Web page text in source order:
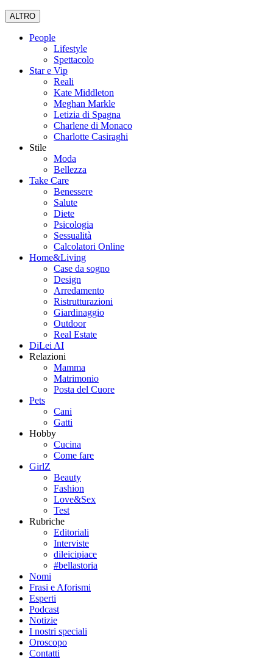
ALTRO
People
Lifestyle
Spettacolo
Star e Vip
Reali
Kate Middleton
Meghan Markle
Letizia di Spagna
Charlene di Monaco
Charlotte Casiraghi
Stile
Moda
Bellezza
Take Care
Benessere
Salute
Diete
Psicologia
Sessualità
Calcolatori Online
Home&Living
Case da sogno
Design
Arredamento
Ristrutturazioni
Giardinaggio
Outdoor
Real Estate
DiLei AI
Relazioni
Mamma
Matrimonio
Posta del Cuore
Pets
Cani
Gatti
Hobby
Cucina
Come fare
GirlZ
Beauty
Fashion
Love&Sex
Test
Rubriche
Editoriali
Interviste
dileicipiace
#bellastoria
Nomi
Frasi e Aforismi
Esperti
Podcast
Notizie
I nostri speciali
Oroscopo
Contatti